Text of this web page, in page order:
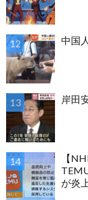
中国
岸田
【
が炎